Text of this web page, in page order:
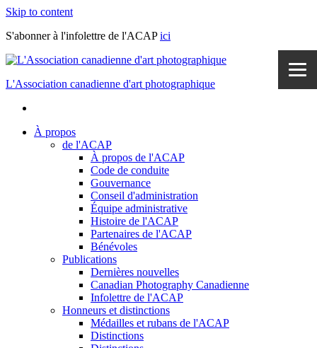
Skip to content
S'abonner à l'infolettre de l'ACAPici
L'Association canadienne d'art photographique
À propos
de l'ACAP
À propos de l'ACAP
Code de conduite
Gouvernance
Conseil d'administration
Équipe administrative
Histoire de l'ACAP
Partenaires de l'ACAP
Bénévoles
Publications
Dernières nouvelles
Canadian Photography Canadienne
Infolettre de l'ACAP
Honneurs et distinctions
Médailles et rubans de l'ACAP
Distinctions